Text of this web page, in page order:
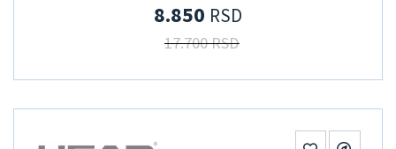
8.850 RSD
17.700 RSD